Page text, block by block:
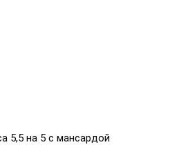
5,5 на 5 с мансардой